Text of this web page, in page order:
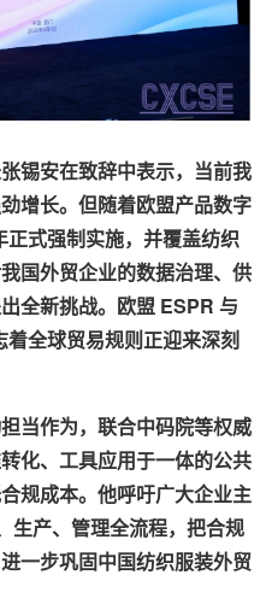
锡安在致辞中表示，当前我
增长。但随着欧盟产品数字
式强制实施，并覆盖纺织
国外贸企业的数据治理、供
全新挑战。欧盟 ESPR 与
全球贸易规则正迎来深刻
当作为，联合中码院等权威
化、工具应用于一体的公共
规成本。他呼吁广大企业主
生产、管理全流程，把合规
一步巩固中国纺织服装外贸